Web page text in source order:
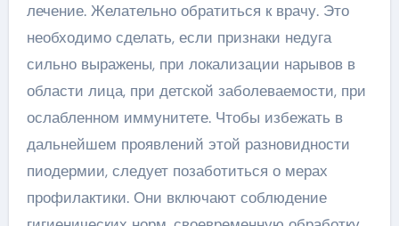
лечение. Желательно обратиться к врачу. Это
необходимо сделать, если признаки недуга
сильно выражены, при локализации нарывов в
области лица, при детской заболеваемости, при
ослабленном иммунитете. Чтобы избежать в
дальнейшем проявлений этой разновидности
пиодермии, следует позаботиться о мерах
профилактики. Они включают соблюдение